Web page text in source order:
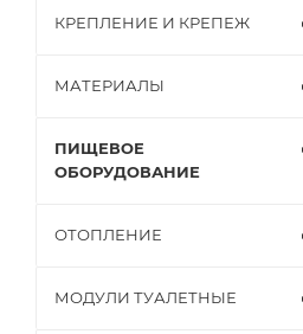
КРЕПЛЕНИЕ И КРЕПЕЖ
МАТЕРИАЛЫ
ПИЩЕВОЕ
ОБОРУДОВАНИЕ
ОТОПЛЕНИЕ
МОДУЛИ ТУАЛЕТНЫЕ